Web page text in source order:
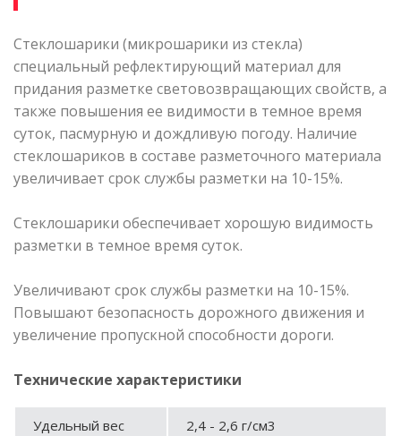
Стеклошарики (микрошарики из стекла)
специальный рефлектирующий материал для
придания разметке световозвращающих свойств, а
также повышения ее видимости в темное время
суток, пасмурную и дождливую погоду. Наличие
стеклошариков в составе разметочного материала
увеличивает срок службы разметки на 10-15%.
Стеклошарики обеспечивает хорошую видимость
разметки в темное время суток.
Увеличивают срок службы разметки на 10-15%.
Повышают безопасность дорожного движения и
увеличение пропускной способности дороги.
Технические характеристики
Удельный вес 2,4 - 2,6 г/см3